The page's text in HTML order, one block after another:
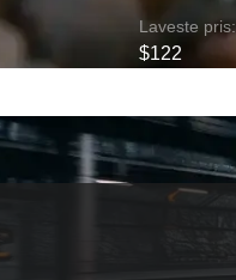
Laveste pris:
$122